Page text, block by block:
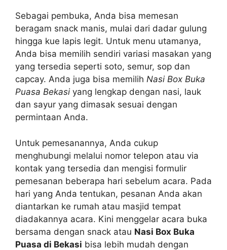
Sebagai pembuka, Anda bisa memesan
beragam snack manis, mulai dari dadar gulung
hingga kue lapis legit. Untuk menu utamanya,
Anda bisa memilih sendiri variasi masakan yang
yang tersedia seperti soto, semur, sop dan
capcay. Anda juga bisa memilih Nasi Box Buka
Puasa Bekasi yang lengkap dengan nasi, lauk
dan sayur yang dimasak sesuai dengan
permintaan Anda.
Untuk pemesanannya, Anda cukup
menghubungi melalui nomor telepon atau via
kontak yang tersedia dan mengisi formulir
pemesanan beberapa hari sebelum acara. Pada
hari yang Anda tentukan, pesanan Anda akan
diantarkan ke rumah atau masjid tempat
diadakannya acara. Kini menggelar acara buka
bersama dengan snack atau Nasi Box Buka
Puasa di Bekasi bisa lebih mudah dengan